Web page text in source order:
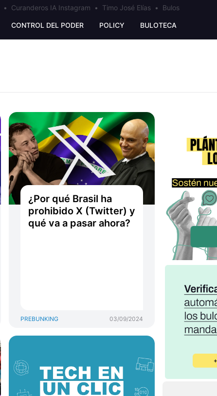
• Curanderos IA Instagram • Timo José Elías • Bulos
CONTROL DEL PODER POLICY BULOTECA
¿Por qué Brasil ha
prohibido X (Twitter) y
qué va a pasar ahora?
PREBUNKING 03/09/2024